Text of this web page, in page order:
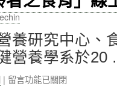
養研究中心、
營養學系於
| 在
留言功能已關閉